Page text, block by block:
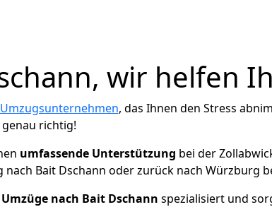
wir helfen
Umzugsunternehmen, das Ihnen den Stress
genau richtig!
umfassende Unterstützung bei der
Bait Dschann oder zurück nach Würzburg
nach Bait Dschann spezialisiert und